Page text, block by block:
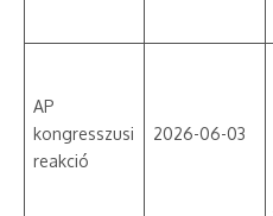
AP
kongresszusi
reakció
2026-06-03